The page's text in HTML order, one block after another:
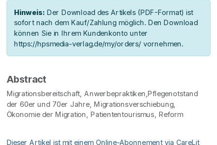
Hinweis: Der Download des Artikels (PDF-Format) ist
sofort nach dem Kauf/Zahlung möglich. Den Download
können Sie in Ihrem Kundenkonto unter
https://hpsmedia-verlag.de/my/orders/ vornehmen.
Abstract
Migrationsbereitschaft, Anwerbepraktiken,Pflegenotstand
der 60er und 70er Jahre, Migrationsverschiebung,
Ökonomie der Migration, Patiententourismus, Reform
Dieser Artikel ist mit einem Online-Abonnement via CareLit